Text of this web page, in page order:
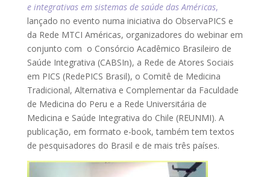
e integrativas em sistemas de saúde das Américas,
lançado no evento numa iniciativa do ObservaPICS e
da Rede MTCI Américas, organizadores do webinar em
conjunto com o Consórcio Acadêmico Brasileiro de
Saúde Integrativa (CABSIn), a Rede de Atores Sociais
em PICS (RedePICS Brasil), o Comitê de Medicina
Tradicional, Alternativa e Complementar da Faculdade
de Medicina do Peru e a Rede Universitária de
Medicina e Saúde Integrativa do Chile (REUNMI). A
publicação, em formato e-book, também tem textos
de pesquisadores do Brasil e de mais três países.